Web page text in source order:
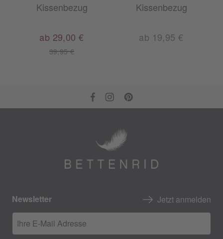
Kissenbezug
39,95 €
ab 29,00 €
Kissenbezug
ab 19,95 €
Newsletter Jetzt anmelden
Ihre E-Mail Adresse